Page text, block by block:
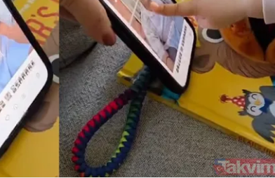
çerezlerle ilgili bilgi almak için lütfentıklayınız.